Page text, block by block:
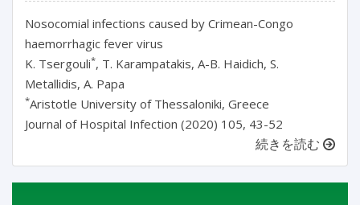
Nosocomial infections caused by Crimean-Congo
haemorrhagic fever virus
K. Tsergouli*, T. Karampatakis, A-B. Haidich, S.
Metallidis, A. Papa
*Aristotle University of Thessaloniki, Greece
Journal of Hospital Infection (2020) 105, 43-52
続きを読む